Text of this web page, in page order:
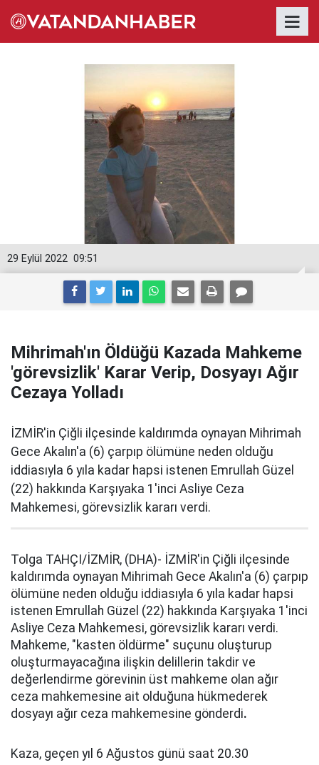
09:51
29 Eylül 2022
Mihrimah'ın Öldüğü Kazada Mahkeme
'görevsizlik' Karar Verip, Dosyayı Ağır
Cezaya Yolladı
İZMİR'in Çiğli ilçesinde kaldırımda oynayan Mihrimah
Gece Akalın'a (6) çarpıp ölümüne neden olduğu
iddiasıyla 6 yıla kadar hapsi istenen Emrullah Güzel
(22) hakkında Karşıyaka 1'inci Asliye Ceza
Mahkemesi, görevsizlik kararı verdi.
Tolga TAHÇI/İZMİR, (DHA)- İZMİR'in Çiğli ilçesinde
kaldırımda oynayan Mihrimah Gece Akalın'a (6) çarpıp
ölümüne neden olduğu iddiasıyla 6 yıla kadar hapsi
istenen Emrullah Güzel (22) hakkında Karşıyaka 1'inci
Asliye Ceza Mahkemesi, görevsizlik kararı verdi.
Mahkeme, "kasten öldürme" suçunu oluşturup
oluşturmayacağına ilişkin delillerin takdir ve
değerlendirme görevinin üst mahkeme olan ağır
ceza mahkemesine ait olduğuna hükmederek
dosyayı ağır ceza mahkemesine gönderdi.
Kaza, geçen yıl 6 Ağustos günü saat 20.30